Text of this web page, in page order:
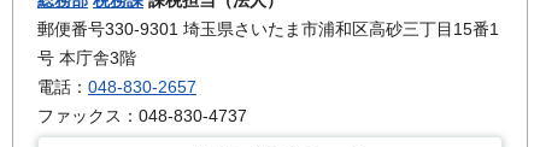
郵便番号330-9301 埼玉県さいたま市浦和区高砂三丁目15番1
号 本庁舎3階
電話： 048-830-2657
ファックス：048-830-4737